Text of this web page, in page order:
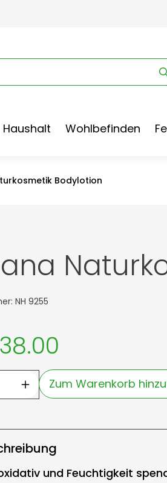
Haushalt Wohlbefinden
Bodylotion
NH 9255
Zum Warenkorb
und Feuchtigkeit